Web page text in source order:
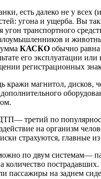
есть далеко не у всех
угона и ущерба. Вы
угон транспортного
и
КАСКО обычно равна
его эксплуатации
регистрационных
кражи магнитол,
ДТП— третий по
на организм
страхуются, главные
по двум системам—
пассажиры на заднем